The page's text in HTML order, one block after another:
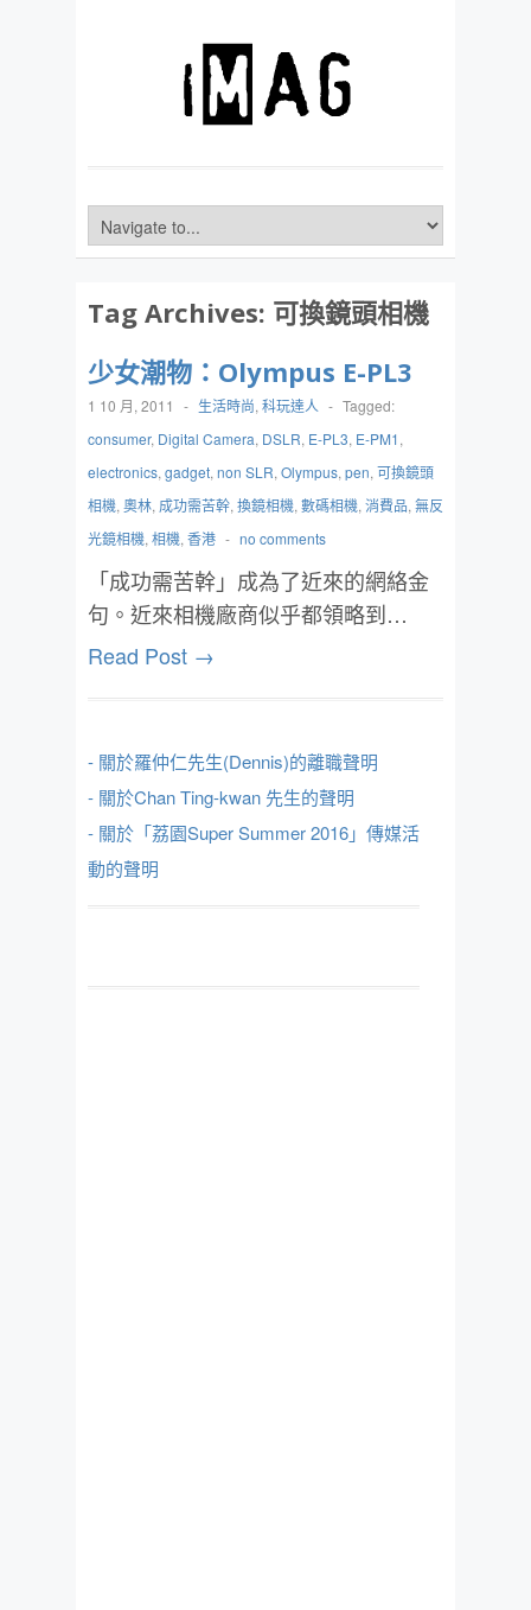
Tag Archives: 可換鏡頭相機
少女潮物：Olympus E-PL3
1 10 月, 2011 - 生活時尚, 科玩達人 - Tagged:
consumer, Digital Camera, DSLR, E-PL3, E-PM1,
electronics, gadget, non SLR, Olympus, pen, 可換鏡頭
相機, 奧林, 成功需苦幹, 換鏡相機, 數碼相機, 消費品, 無反
光鏡相機, 相機, 香港 - no comments
「成功需苦幹」成為了近來的網絡金
句。近來相機廠商似乎都領略到…
Read Post →
- 關於羅仲仁先生(Dennis)的離職聲明
- 關於Chan Ting-kwan 先生的聲明
- 關於「荔園Super Summer 2016」傳媒活
動的聲明